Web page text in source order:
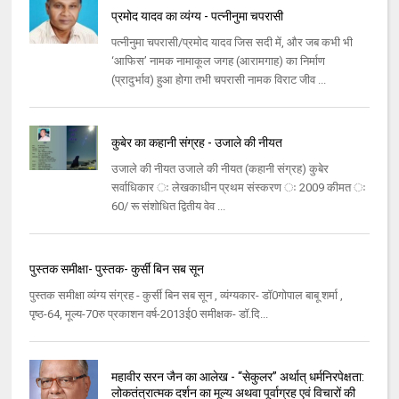
प्रमोद यादव का व्यंग्य - पत्नीनुमा चपरासी
पत्नीनुमा चपरासी/प्रमोद यादव जिस सदी में, और जब कभी भी
‘आफिस’ नामक नामाकूल जगह (आरामगाह) का निर्माण
(प्रादुर्भाव) हुआ होगा तभी चपरासी नामक विराट जीव ...
कुबेर का कहानी संग्रह - उजाले की नीयत
उजाले की नीयत उजाले की नीयत (कहानी संग्रह) कुबेर
सर्वाधिकार ः लेखकाधीन प्रथम संस्‍करण ः 2009 कीमत ः
60/ रू संशोधित द्वितीय वेव ...
पुस्‍तक समीक्षा- पुस्‍तक- कुर्सी बिन सब सून
पुस्‍तक समीक्षा व्यंग्य संग्रह - कुर्सी बिन सब सून , व्‍यंग्‍यकार- डॉ0गोपाल बाबू शर्मा ,
पृष्‍ठ-64, मूल्‍य-70रु प्रकाशन वर्ष-2013ई0 समीक्षक- डॉ.दि...
महावीर सरन जैन का आलेख - “सेकुलर” अर्थात् धर्मनिरपेक्षता:
लोकतंत्रात्मक दर्शन का मूल्य अथवा पूर्वाग्रह एवं विचारों की